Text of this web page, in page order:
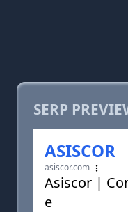
SERP
ASISCOR
asiscor.com
Asiscor |
e